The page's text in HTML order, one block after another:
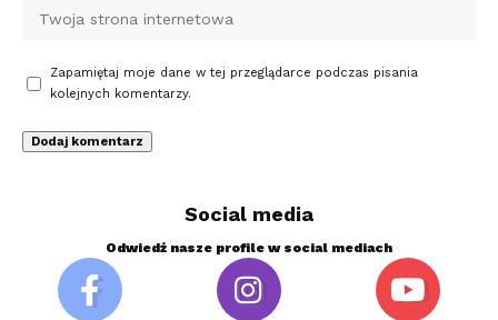
Zapamiętaj moje dane w tej przeglądarce podczas pisania
kolejnych komentarzy.
Social media
Odwiedź nasze profile w social mediach